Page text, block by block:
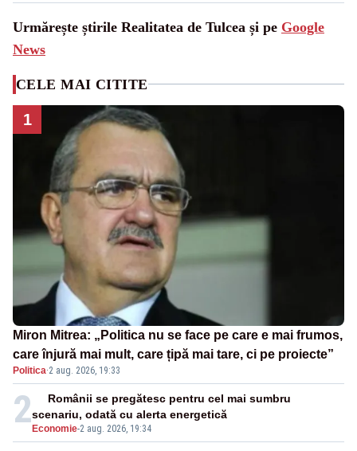
Urmărește știrile Realitatea de Tulcea și pe Google
News
CELE MAI CITITE
1
Miron Mitrea: „Politica nu se face pe care e mai frumos,
care înjură mai mult, care țipă mai tare, ci pe proiecte”
Politica·2 aug. 2026, 19:33
2 Economie-2 aug. 2026, 19:34
Românii se pregătesc pentru cel mai sumbru
scenariu, odată cu alerta energetică